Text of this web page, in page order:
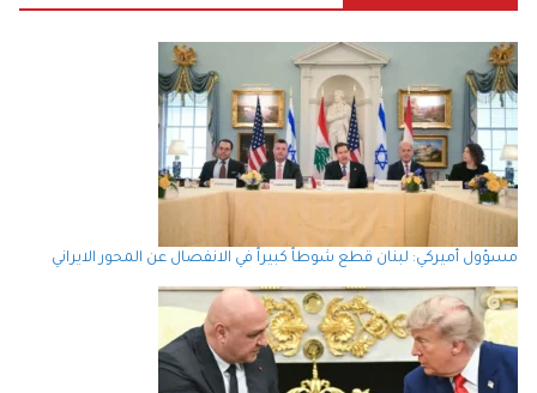
مسؤول أميركي: لبنان قطع شوطاً كبيراً في الانفصال عن المحور الايراني